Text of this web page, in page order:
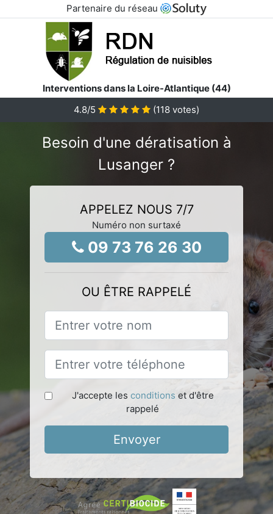
Partenaire du réseau
Interventions dans la Loire-Atlantique (44)
4.8/5 (118 votes)
Besoin d'une dératisation à
Lusanger ?
APPELEZ NOUS 7/7
Numéro non surtaxé
09 73 76 26 30
OU ÊTRE RAPPELÉ
J'accepte les conditions et d'être
rappelé
Envoyer